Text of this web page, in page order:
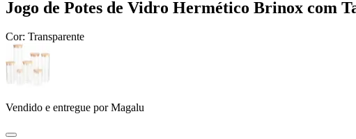
Jogo de Potes de Vidro Hermético Brinox com
Cor: Transparente
Vendido e entregue por Magalu